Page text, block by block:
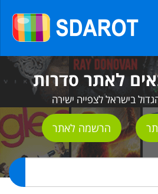
לאתר סדרות
בישראל לצפייה ישירה
הרשמה לאתר